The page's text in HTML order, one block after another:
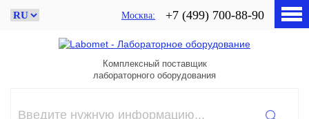
Москва +7 (499) 700-88-90
Комплексный поставщик
лабораторного оборудования